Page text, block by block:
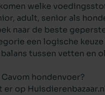
welke
adult, senior als
naar de beste
een logische
tussen vetten en
hondenvoer?
er op